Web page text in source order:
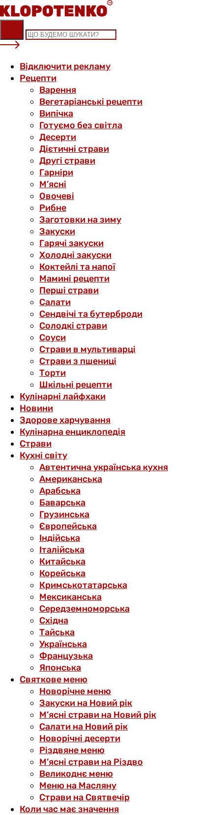
Skip
to
content
Відключити рекламу
Рецепти
Варення
Вегетаріанські рецепти
Випічка
Готуємо без світла
Десерти
Дієтичні страви
Другі страви
Гарніри
М’ясні
Овочеві
Рибне
Заготовки на зиму
Закуски
Гарячі закуски
Холодні закуски
Коктейлі та напої
Мамині рецепти
Перші страви
Салати
Сендвічі та бутерброди
Солодкі страви
Соуси
Страви в мультиварці
Страви з пшениці
Торти
Шкільні рецепти
Кулінарні лайфхаки
Новини
Здорове харчування
Кулінарна енциклопедія
Страви
Кухні світу
Автентична українська кухня
Американська
Арабська
Баварська
Грузинська
Європейська
Індійська
Італійська
Китайська
Корейська
Кримськотатарська
Мексиканська
Середземноморська
Східна
Тайська
Українська
Французька
Японська
Святкове меню
Новорічне меню
Закуски на Новий рік
М’ясні страви на Новий рік
Салати на Новий рік
Новорічні десерти
Різдвяне меню
М’ясні страви на Різдво
Великоднє меню
Меню на Масляну
Страви на Святвечір
Коли час має значення